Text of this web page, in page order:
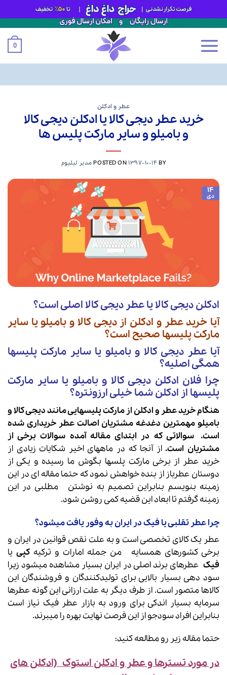
content
0
عطر و ادکلن
خرید عطر دیجی کالا یا ادکلن دیجی کالا
و بامیلو و سایر مارکت پلیس ها
POSTED ON1397-10-14 BY مدیر لیلیوم
14
دی
ادکلن دیجی کالا یا عطر دیجی کالا اصلی است؟
آیا خرید عطر و ادکلن از دیجی کالا و بامیلو یا سایر
مارکت پلیسها صحیح است؟
آیاعطر دیجی کالا و بامیلو یا سایر مارکت پلیسها
همگی اصلیه؟
چرا فلان ادکلن دیجی کالا و بامیلو یا سایر مارکت
پلیسها از ادکلن شما خیلی ارزونتره؟
هنگام خرید عطر و ادکلن از مارکت پلیسهایی مانند دیجی کالا و
بامیلو مهمترین دغدغه مشتریان اصالت عطر خریداری شده
است. سوالاتی که در ابتدای مقاله آمده سوالات برخی از
مشتریان است.از آنجا که در ماههای اخیر شکایات زیادی از
خرید عطر از برخی مارکت پلسها بگوش ما رسیده و یکی از
دوستان عطرباز از بنده خواهش نمود که حتما مقاله ای در این
زمینه بنویسم بنابراین تصمیم به نوشتن مطلبی در این
زمینه گرفتم تا ابعاد این قضیه کمی روشن شود.
چرا عطر تقلبی یا فیک در ایران به وفور یافت میشود؟
عطر یک کالای تخصصی است و به علت نقص قوانین در ایران و
برخی کشورهای همسایه من جمله امارات و ترکیه کپی یا
فیک عطرهای برند اصلی در ایران بسیار مشاهده میشود زیرا
سود دهی بسیار بالایی برای تولیدکنندگان و فروشندگان این
کالاها متصور است. از طرف دیگر به علت ارزانی این گونه عطرها
سرمایه بسیار اندکی برای ورود به بازار عطر فیک نیاز است
بنابراین افراد سودجو از این فرصت نهایت بهره را میبرند.
حتما مقاله زیر رو مطالعه کنید:
در مورد تسترها و عطر و ادکلن استوک (ادکلن های